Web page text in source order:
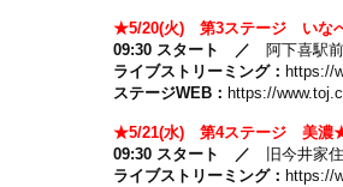
★5/20(火) 第3ステージ いな
09:30 スタート ／ 阿下喜駅
ライブストリーミング： https://
ステージWEB： https://
★5/21(水) 第4ステージ 美濃
09:30 スタート ／
旧今井家
ライブストリーミング： https://